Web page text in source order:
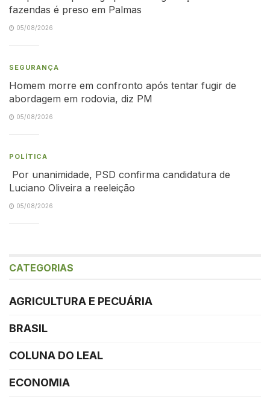
fazendas é preso em Palmas
05/08/2026
SEGURANÇA
Homem morre em confronto após tentar fugir de
abordagem em rodovia, diz PM
05/08/2026
POLÍTICA
Por unanimidade, PSD confirma candidatura de
Luciano Oliveira a reeleição
05/08/2026
CATEGORIAS
AGRICULTURA E PECUÁRIA
BRASIL
COLUNA DO LEAL
ECONOMIA